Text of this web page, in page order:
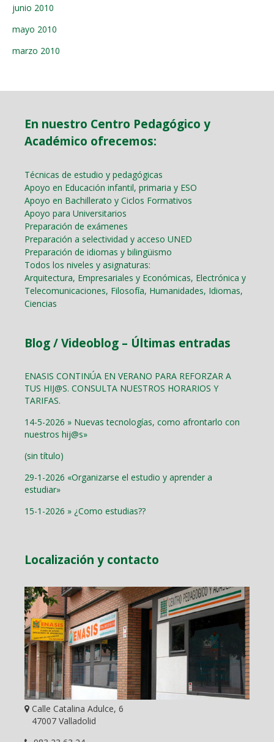
junio 2010
mayo 2010
marzo 2010
En nuestro Centro Pedagógico y
Académico ofrecemos:
Técnicas de estudio y pedagógicas
Apoyo en Educación infantil, primaria y ESO
Apoyo en Bachillerato y Ciclos Formativos
Apoyo para Universitarios
Preparación de exámenes
Preparación a selectividad y acceso UNED
Preparación de idiomas y bilingüismo
Todos los niveles y asignaturas:
Arquitectura, Empresariales y Económicas, Electrónica y
Telecomunicaciones, Filosofía, Humanidades, Idiomas,
Ciencias
Blog / Videoblog – Últimas entradas
ENASIS CONTINÚA EN VERANO PARA REFORZAR A
TUS HIJ@S. CONSULTA NUESTROS HORARIOS Y
TARIFAS.
14-5-2026 » Nuevas tecnologías, como afrontarlo con
nuestros hij@s»
(sin título)
29-1-2026 «Organizarse el estudio y aprender a
estudiar»
15-1-2026 » ¿Como estudias??
Localización y contacto
Calle Catalina Adulce, 6
47007 Valladolid